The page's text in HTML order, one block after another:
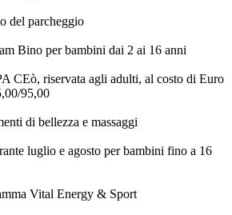
del parcheggio
Bino per bambini dai 2 ai 16 anni
CEò, riservata agli adulti, al costo di Euro
95,00
di bellezza e massaggi
luglio e agosto per bambini fino a 16
Vital Energy & Sport